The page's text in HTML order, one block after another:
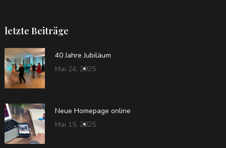
letzte Beiträge
40 Jahre Jubiläum
Mai 24, 2025
Neue Homepage online
Mai 15, 2025